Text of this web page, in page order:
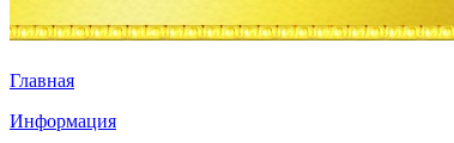
Главная
Информация